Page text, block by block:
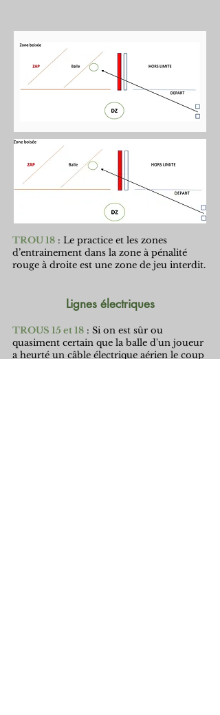
TROU 18 : Le practice et les zones
d’entrainement dans la zone à pénalité
rouge à droite est une zone de jeu interdit.
Lignes électriques
TROUS 15 et 18 : Si on est sûr ou
quasiment certain que la balle d'un joueur
a heurté un câble électrique aérien le coup